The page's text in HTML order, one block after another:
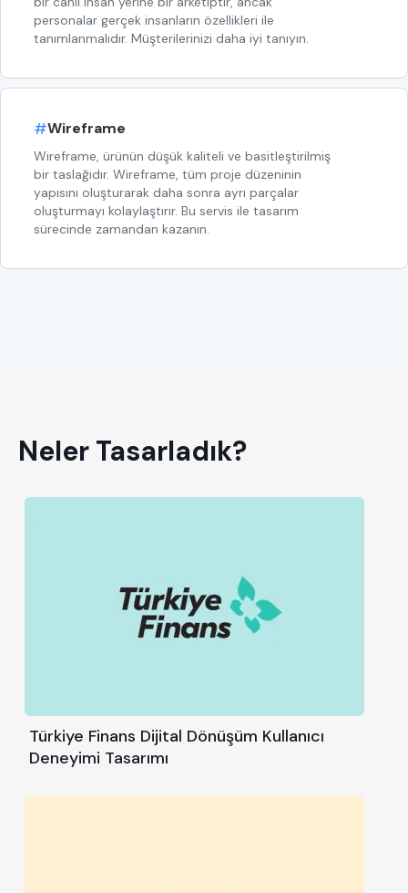
personalar gerçek insanların özellikleri ile
tanımlanmalıdır. Müşterilerinizi daha iyi tanıyın.
#Wireframe
Wireframe, ürünün düşük kaliteli ve basitleştirilmiş
bir taslağıdır. Wireframe, tüm proje düzeninin
yapısını oluşturarak daha sonra ayrı parçalar
oluşturmayı kolaylaştırır. Bu servis ile tasarım
sürecinde zamandan kazanın.
Neler Tasarladık?
Türkiye Finans Dijital Dönüşüm Kullanıcı
Deneyimi Tasarımı